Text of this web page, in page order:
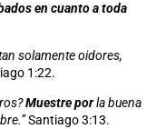
en cuanto a toda
solamente oidores,
1:22.
Muestre porla buena
Santiago 3:13.